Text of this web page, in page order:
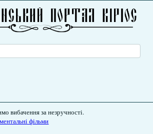
вибачення за незручності.
фільми